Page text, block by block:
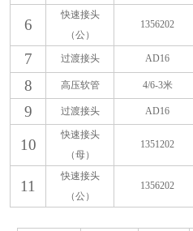
6
快速接头
（公）
1356202
7 过渡接头 AD16
8 高压软管 4/6-3米
9 过渡接头 AD16
10
快速接头
（母）
1351202
11
快速接头
（公）
1356202